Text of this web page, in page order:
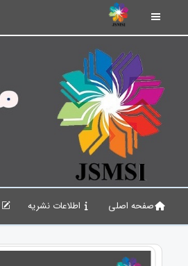
صفحه اصلی اطلاعات نشریه